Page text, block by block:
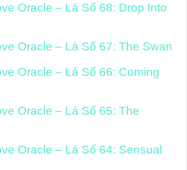
Oracle – Lá Số 68: Drop Into
Oracle – Lá Số 67: The Swan
Oracle – Lá Số 66: Coming
Oracle – Lá Số 65: The
Oracle – Lá Số 64: Sensual